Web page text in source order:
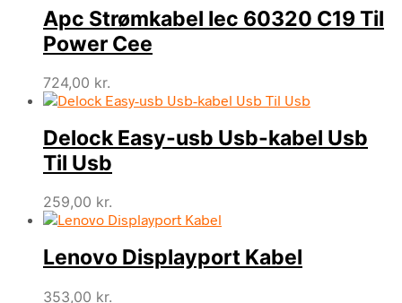
Apc Strømkabel Iec 60320 C19 Til
Power Cee
724,00 kr.
Delock Easy-usb Usb-kabel Usb
Til Usb
259,00 kr.
Lenovo Displayport Kabel
353,00 kr.